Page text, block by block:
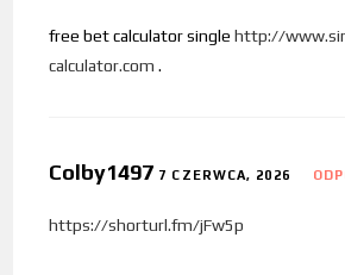
free bet calculator singlehttp://
calculator.com .
Colby1497 7 CZERWCA, 2026
https://shorturl.fm/jFw5p